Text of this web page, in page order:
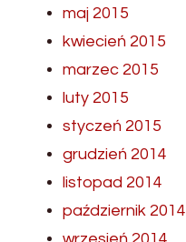
maj 2015
kwiecień 2015
marzec 2015
luty 2015
styczeń 2015
grudzień 2014
listopad 2014
październik 2014